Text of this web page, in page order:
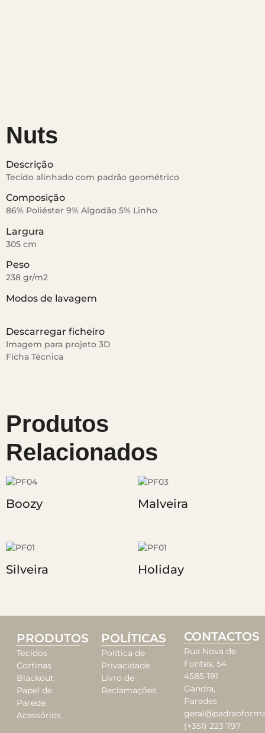
Nuts
Descrição
Tecido alinhado com padrão geométrico
Composição
86% Poliéster 9% Algodão 5% Linho
Largura
305 cm
Peso
238 gr/m2
Modos de lavagem
Descarregar ficheiro
Imagem para projeto 3D
Ficha Técnica
Produtos
Relacionados
Boozy Malveira
Silveira Holiday
PRODUTOS
Tecidos
Cortinas
Blackout
Papel de
Parede
Acessórios
POLÍTICAS
Política de
Privacidade
Livro de
Reclamações
CONTACTOS
Rua Nova de
Fontes, 54
4585-191
Gandra,
Paredes
(+351) 223 797